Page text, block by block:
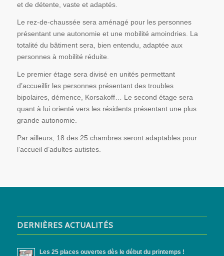
et de détente, vaste et adaptés.
Le rez-de-chaussée sera aménagé pour les personnes
présentant une autonomie et une mobilité amoindries. La
totalité du bâtiment sera, bien entendu, adaptée aux
personnes à mobilité réduite.
Le premier étage sera divisé en unités permettant
d’accueillir les personnes présentant des troubles
bipolaires, démence, Korsakoff… Le second étage sera
quant à lui orienté vers les résidents présentant une plus
grande autonomie.
Par ailleurs, 18 des 25 chambres seront adaptables pour
l’accueil d’adultes autistes.
DERNIÈRES ACTUALITÉS
Les 25 places ouvertes dès le début du printemps !